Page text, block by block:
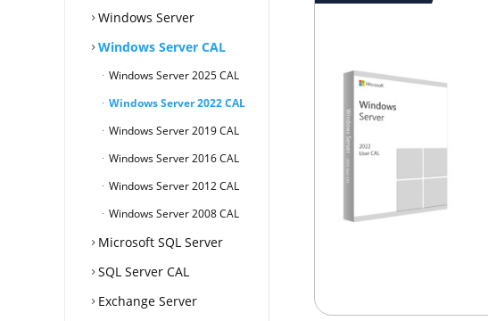
Windows Server
Windows Server CAL
Windows Server 2025 CAL
Windows Server 2022 CAL
Windows Server 2019 CAL
Windows Server 2016 CAL
Windows Server 2012 CAL
Windows Server 2008 CAL
Microsoft SQL Server
SQL Server CAL
Exchange Server